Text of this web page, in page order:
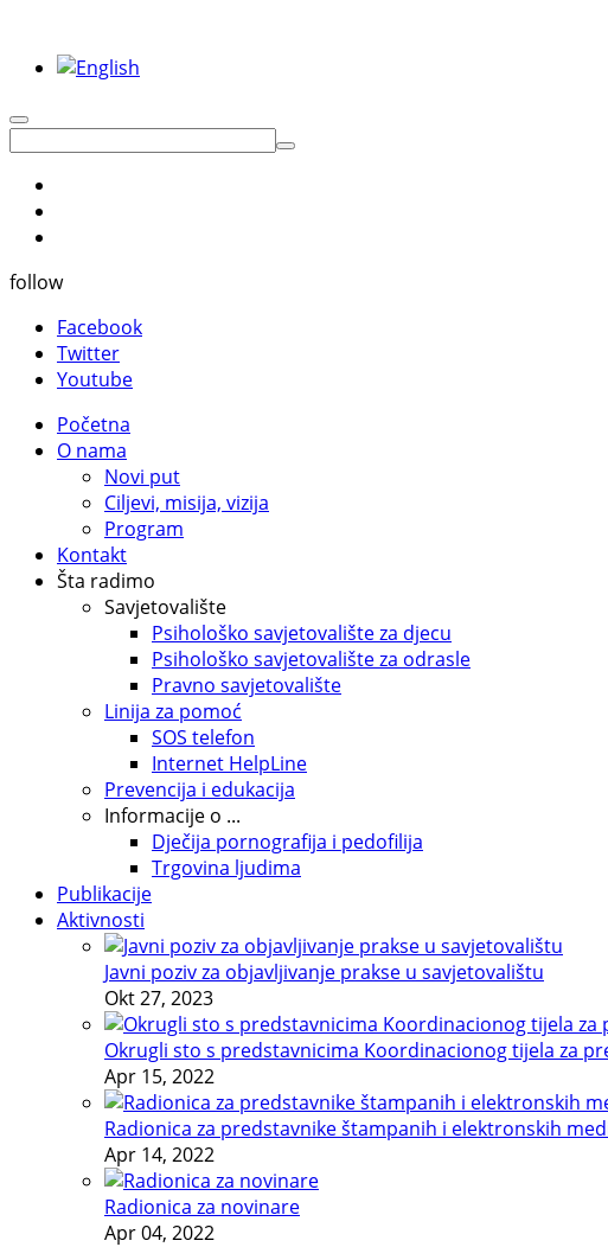
follow
Facebook
Twitter
Youtube
Početna
O nama
Novi put
Ciljevi, misija, vizija
Program
Kontakt
Šta radimo
Savjetovalište
Psihološko savjetovalište za djecu
Psihološko savjetovalište za odrasle
Pravno savjetovalište
Linija za pomoć
SOS telefon
Internet HelpLine
Prevencija i edukacija
Informacije o ...
Dječija pornografija i pedofilija
Trgovina ljudima
Publikacije
Aktivnosti
Javni poziv za objavljivanje prakse u savjetovalištu
Okt 27, 2023
Okrugli sto s predstavnicima Koordinacionog tijela za
Apr 15, 2022
Radionica za predstavnike štampanih i elektronskih
Apr 14, 2022
Radionica za novinare
Apr 04, 2022